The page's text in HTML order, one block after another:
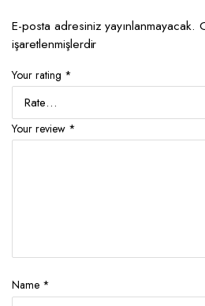
E-posta adresiniz yayınlanmayacak.
işaretlenmişlerdir
Your rating *
Your review *
Name *